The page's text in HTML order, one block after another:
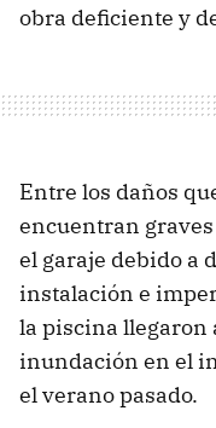
obra deficiente y
Entre los daños
encuentran
el garaje debido a
instalación e
la piscina llegaron
inundación en el
el verano pasado.